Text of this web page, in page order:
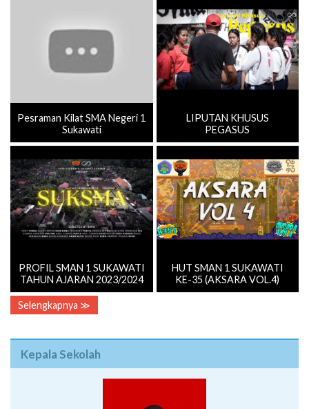
Pesraman Kilat SMA Negeri 1
Sukawati
LIPUTAN KHUSUS
PEGASUS
PROFIL SMAN 1 SUKAWATI
TAHUN AJARAN 2023/2024
HUT SMAN 1 SUKAWATI
KE-35 (AKSARA VOL.4)
Selengkapnya ≫
Kepala Sekolah